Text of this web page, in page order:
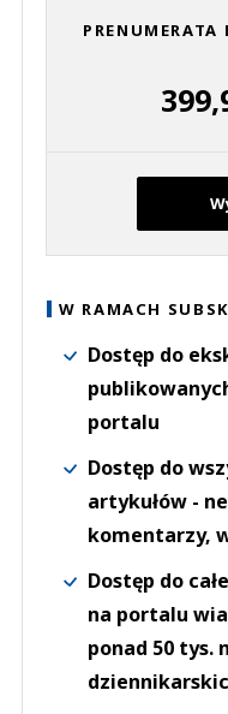
W RAMACH
Dostęp do
portalu
Dostęp do
artykułów -
komentarzy,
Dostęp do
na portalu
ponad 50 tys.